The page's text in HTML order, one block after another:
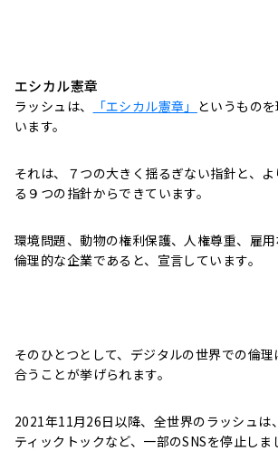
エシカル憲章
ラッシュは、 「エシカル憲章」 というもの
います。
それは、７つの大きく揺るぎない指針と、
る９つの指針からできています。
環境問題、動物の権利保護、人権尊重、雇
倫理的な企業であると、宣言しています。
そのひとつとして、デジタルの世界での倫
合うことが挙げられます。
2021年11月26日以降、全世界のラッシュは
ティックトックなど、一部のSNSを停止しま